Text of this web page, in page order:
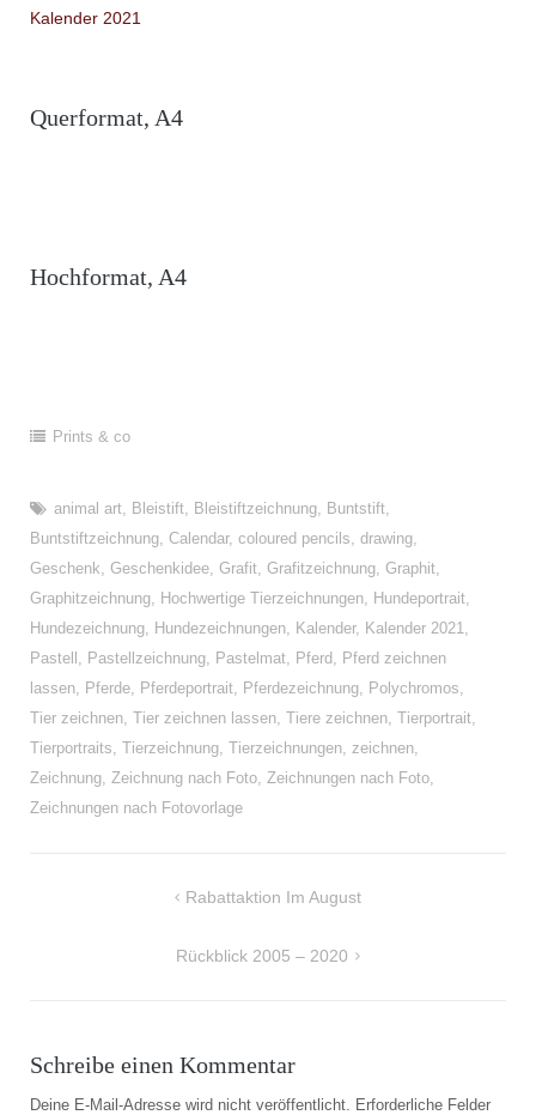
Kalender 2021
Querformat, A4
Hochformat, A4
Prints & co
animal art, Bleistift, Bleistiftzeichnung, Buntstift,
Buntstiftzeichnung, Calendar, coloured pencils, drawing,
Geschenk, Geschenkidee, Grafit, Grafitzeichnung, Graphit,
Graphitzeichnung, Hochwertige Tierzeichnungen, Hundeportrait,
Hundezeichnung, Hundezeichnungen, Kalender, Kalender 2021,
Pastell , Pastellzeichnung, Pastelmat, Pferd , Pferd zeichnen
lassen, Pferde, Pferdeportrait, Pferdezeichnung, Polychromos,
Tier zeichnen, Tier zeichnen lassen, Tiere zeichnen, Tierportrait,
Tierportraits, Tierzeichnung, Tierzeichnungen, zeichnen,
Zeichnung, Zeichnung nach Foto, Zeichnungen nach Foto,
Zeichnungen nach Fotovorlage
BeitragsnavigationRabattaktion Im August
Rückblick 2005 – 2020
Schreibe einen Kommentar
Deine E-Mail-Adresse wird nicht veröffentlicht. Erforderliche Felder